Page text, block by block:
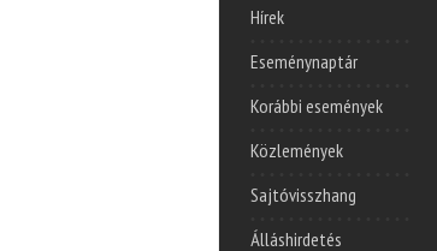
Hírek
Eseménynaptár
Korábbi események
Közlemények
Sajtóvisszhang
Álláshirdetés